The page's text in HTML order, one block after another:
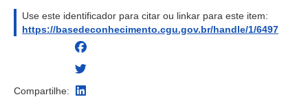
Use este identificador para citar ou linkar para este item:
https://basedeconhecimento.cgu.gov.br/handle/1/6497
Compartilhe: